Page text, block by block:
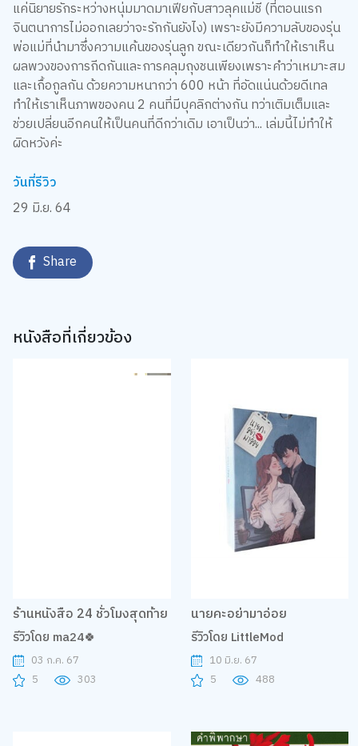
แค่นิยายรักระหว่างหนุ่มมาดมาเฟียกับสาวลุคแม่ชี (ที่ตอนแรก
จินตนาการไม่ออกเลยว่าจะรักกันยังไง) เพราะยังมีความลับของรุ่น
พ่อแม่ที่นำมาซึ่งความแค้นของรุ่นลูก ขณะเดียวกันก็ทำให้เราเห็น
ผลพวงของการกีดกันและการคลุมถุงชนเพียงเพราะคำว่าเหมาะสม
และเกื้อกูลกัน ด้วยความหนากว่า 600 หน้า ที่อัดแน่นด้วยดีเทล
ทำให้เราเห็นภาพของคน 2 คนที่มีบุคลิกต่างกัน ทว่าเติมเต็มและ
ช่วยเปลี่ยนอีกคนให้เป็นคนที่ดีกว่าเดิม เอาเป็นว่า... เล่มนี้ไม่ทำให้
ผิดหวังค่ะ
วันที่รีวิว
29 มิ.ย. 64
Share
หนังสือที่เกี่ยวข้อง
ร้านหนังสือ 24 ชั่วโมงสุดท้าย
รีวิวโดย ma24🍀
03 ก.ค. 67
5
303
นายคะอย่ามาอ่อย
รีวิวโดย LittleMod
10 มิ.ย. 67
5
488